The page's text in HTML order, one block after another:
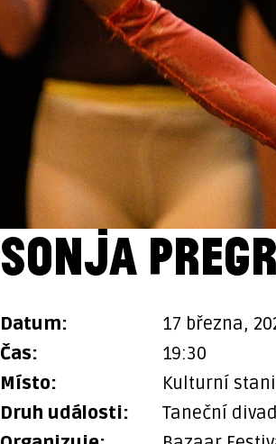
SONJA
datum:
17 března,
čas:
19:30
místo:
Kulturní
druh události:
Taneční